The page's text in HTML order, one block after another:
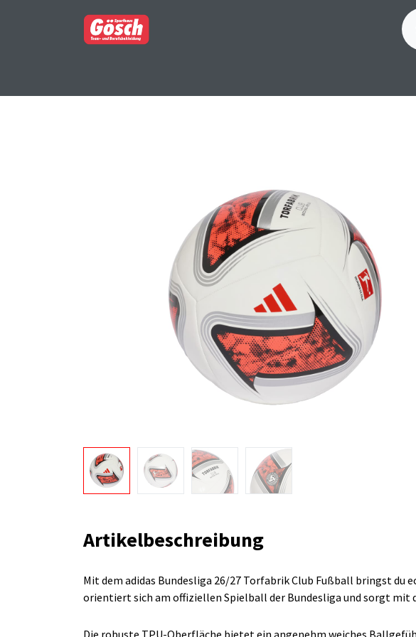
Artikelbeschreibung
Mit dem adidas Bundesliga 26/27 Torfabrik Club Fußball bringst du
orientiert sich am offiziellen Spielball der Bundesliga und sorgt mit